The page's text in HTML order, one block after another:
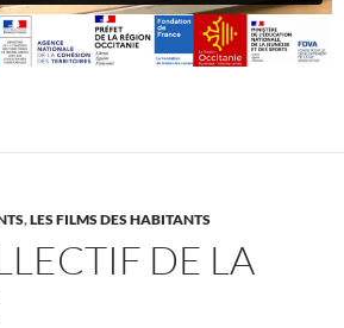
,LES FILMS DES HABITANTS
DE LA